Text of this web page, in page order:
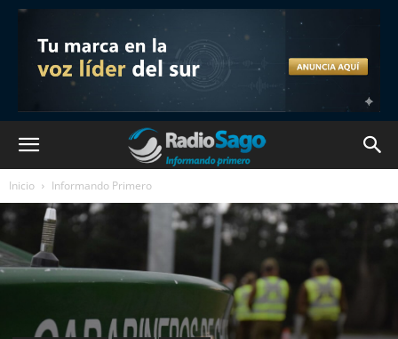
Inicio Informando Primero